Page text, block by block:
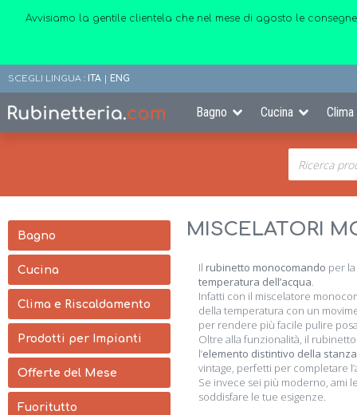
Avvisiamo la gentile clientela che nel mese di agosto le
SCEGLI LINGUA : ITA | ENG
Bagno Cucina
Bagno
Cucina
Clima e Riscaldamento
Prodotti per Impianti
Offerte del Mese
Fuoritutto
MISCELATORI
Il rubinetto monocomando per
temperatura dell’acqua.
Infatti con il miscelatore
della temperatura con un
per rendere più facile pulire
Oltre alla funzionalità, il
l’elemento distintivo della stanza
vintage, perfetti per completare
Se invece sei più moderno, ami
soddisfare le tue esigenze.